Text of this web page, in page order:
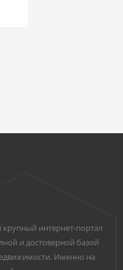
интернет-портал
и достоверной базой
Именно на